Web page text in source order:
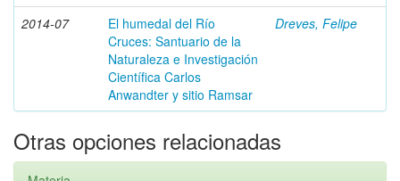
2014-07
El humedal del Río
Cruces: Santuario de la
Naturaleza e Investigación
Científica Carlos
Anwandter y sitio Ramsar
Dreves, Felipe
Otras opciones relacionadas